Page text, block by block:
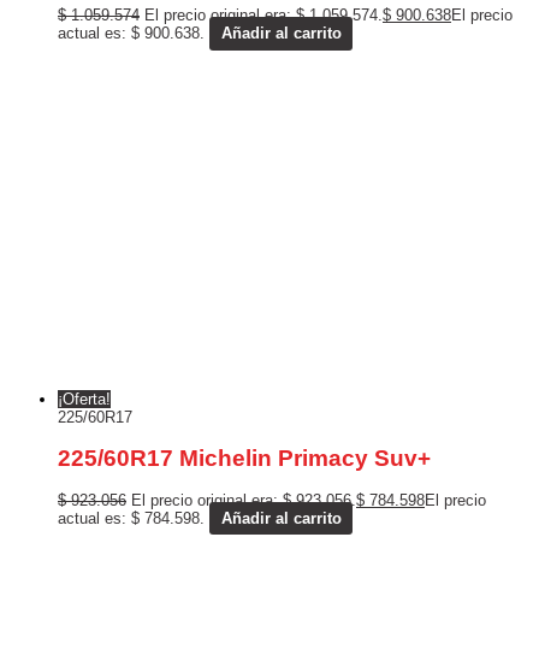
$1.059.574 El precio original era: $ 1.059.574.$ 900.638El precio
actual es: $ 900.638.
Añadir al carrito
¡Oferta!
225/60R17
225/60R17 Michelin Primacy Suv+
$923.056 El precio original era: $ 923.056.$ 784.598El precio
actual es: $ 784.598.
Añadir al carrito